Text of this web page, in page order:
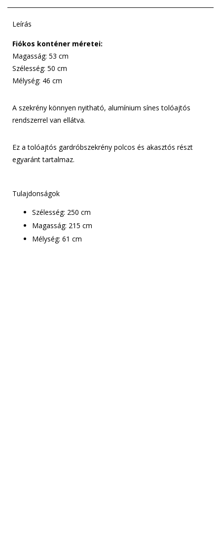
Leírás
Fiókos konténer méretei:
Magasság: 53 cm
Szélesség: 50 cm
Mélység: 46 cm
A szekrény könnyen nyitható, alumínium sínes tolóajtós
rendszerrel van ellátva.
Ez a tolóajtós gardróbszekrény polcos és akasztós részt
egyaránt tartalmaz.
Tulajdonságok
Szélesség: 250 cm
Magasság: 215 cm
Mélység: 61 cm